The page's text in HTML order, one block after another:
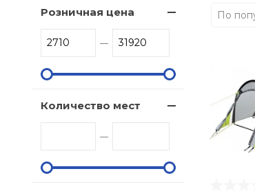
Розничная цена
Количество мест
По